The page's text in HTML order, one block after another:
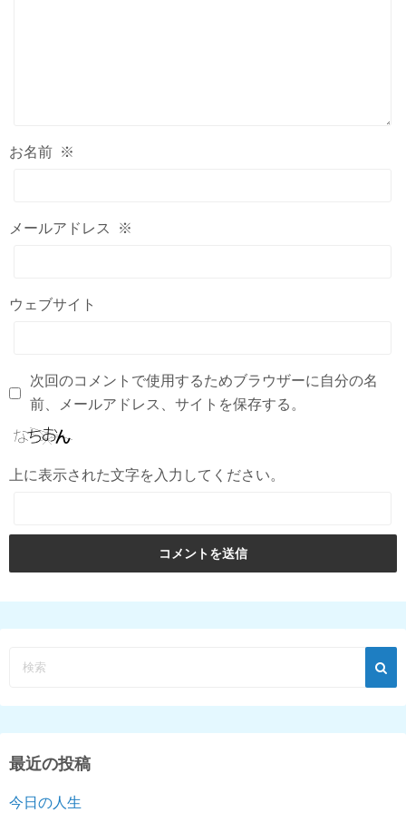
お名前 ※
メールアドレス ※
ウェブサイト
次回のコメントで使用するためブラウザーに自分の名
前、メールアドレス、サイトを保存する。
上に表示された文字を入力してください。
最近の投稿
今日の人生